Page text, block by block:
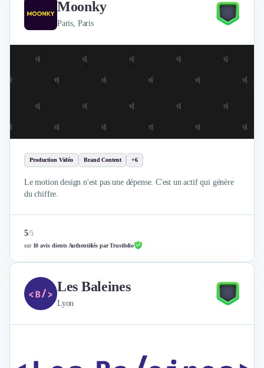
Moonky
Paris, Paris
Production Vidéo Brand Content +6
Le motion design n'est pas une dépense. C'est un actif qui génère
du chiffre.
5/5
sur 10 avis clients Authentifiés par Trustfolio
Les Baleines
Lyon